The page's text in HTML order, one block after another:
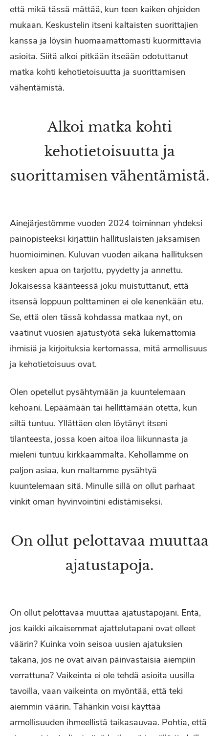
että mikä tässä mättää, kun teen kaiken ohjeiden
mukaan. Keskustelin itseni kaltaisten suorittajien
kanssa ja löysin huomaamattomasti kuormittavia
asioita. Siitä alkoi pitkään itseään odotuttanut
matka kohti kehotietoisuutta ja suorittamisen
vähentämistä.
Alkoi matka kohti
kehotietoisuutta ja
suorittamisen vähentämistä.
Ainejärjestömme vuoden 2024 toiminnan yhdeksi
painopisteeksi kirjattiin hallituslaisten jaksamisen
huomioiminen. Kuluvan vuoden aikana hallituksen
kesken apua on tarjottu, pyydetty ja annettu.
Jokaisessa käänteessä joku muistuttanut, että
itsensä loppuun polttaminen ei ole kenenkään etu.
Se, että olen tässä kohdassa matkaa nyt, on
vaatinut vuosien ajatustyötä sekä lukemattomia
ihmisiä ja kirjoituksia kertomassa, mitä armollisuus
ja kehotietoisuus ovat.
Olen opetellut pysähtymään ja kuuntelemaan
kehoani. Lepäämään tai hellittämään otetta, kun
siltä tuntuu. Yllättäen olen löytänyt itseni
tilanteesta, jossa koen aitoa iloa liikunnasta ja
mieleni tuntuu kirkkaammalta. Kehollamme on
paljon asiaa, kun maltamme pysähtyä
kuuntelemaan sitä. Minulle sillä on ollut parhaat
vinkit oman hyvinvointini edistämiseksi.
On ollut pelottavaa muuttaa
ajatustapoja.
On ollut pelottavaa muuttaa ajatustapojani. Entä,
jos kaikki aikaisemmat ajattelutapani ovat olleet
väärin? Kuinka voin seisoa uusien ajatuksien
takana, jos ne ovat aivan päinvastaisia aiempiin
verrattuna? Vaikeinta ei ole tehdä asioita uusilla
tavoilla, vaan vaikeinta on myöntää, että teki
aiemmin väärin. Tähänkin voisi käyttää
armollisuuden ihmeellistä taikasauvaa. Pohtia, että